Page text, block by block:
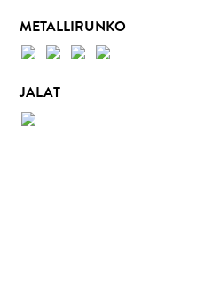
METALLIRUNKO
JALAT